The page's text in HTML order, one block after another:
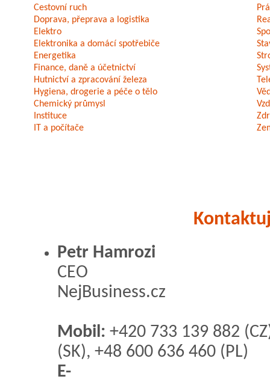
Cestovní ruch
Doprava, přeprava a logistika
Elektro
Elektronika a domácí spotřebiče
Energetika
Finance, daně a účetnictví
Hutnictví a zpracování železa
Hygiena, drogerie a péče o tělo
Chemický průmysl
Instituce
IT a počítače
Petr Hamrozi
CEO
NejBusiness.cz
Mobil: +420 733 139 882
(SK), +48 600 636 460 (PL)
E-